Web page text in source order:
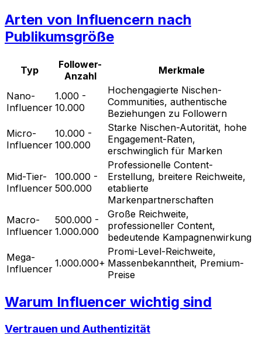
Arten von Influencern nach
Publikumsgröße
Typ
Follower-
Anzahl
Merkmale
Nano-
Influencer
1.000 -
10.000
Hochengagierte Nischen-
Communities, authentische
Beziehungen zu Followern
Micro-
Influencer
10.000 -
100.000
Starke Nischen-Autorität, hohe
Engagement-Raten,
erschwinglich für Marken
Mid-Tier-
Influencer
100.000 -
500.000
Professionelle Content-
Erstellung, breitere Reichweite,
etablierte
Markenpartnerschaften
Macro-
Influencer
500.000 -
1.000.000
Große Reichweite,
professioneller Content,
bedeutende Kampagnenwirkung
Mega-
Influencer 1.000.000+
Promi-Level-Reichweite,
Massenbekanntheit, Premium-
Preise
Warum Influencer wichtig sind
Vertrauen und Authentizität